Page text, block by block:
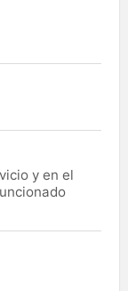
y en el